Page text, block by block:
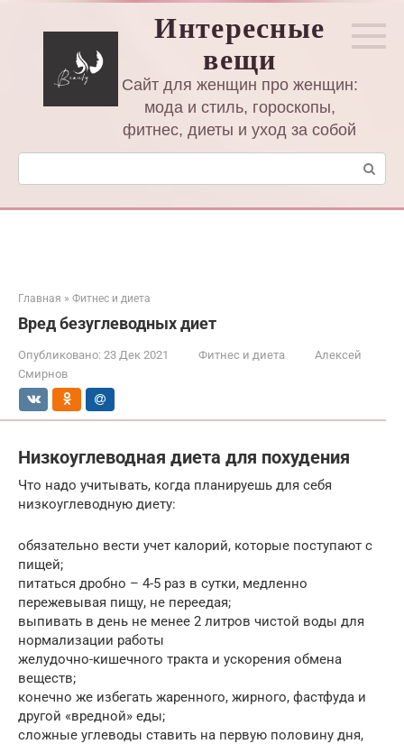
Интересные
вещи
Сайт для женщин про женщин:
мода и стиль, гороскопы,
фитнес, диеты и уход за собой
Поиск:
Главная » Фитнес и диета
Вред безуглеводных диет
Опубликовано: 23 Дек 2021 Фитнес и диета
Алексей
Смирнов
Низкоуглеводная диета для похудения
Что надо учитывать, когда планируешь для себя
низкоуглеводную диету:
обязательно вести учет калорий, которые поступают с
пищей;
питаться дробно – 4-5 раз в сутки, медленно
пережевывая пищу, не переедая;
выпивать в день не менее 2 литров чистой воды для
нормализации работы
желудочно-кишечного тракта и ускорения обмена
веществ;
конечно же избегать жаренного, жирного, фастфуда и
другой «вредной» еды;
сложные углеводы ставить на первую половину дня,